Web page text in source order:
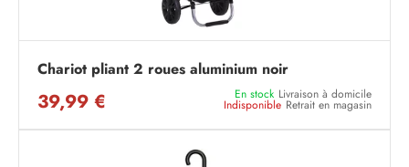
Chariot pliant 2 roues aluminium noir
39,99 € En stock Livraison à domicile
Indisponible Retrait en magasin